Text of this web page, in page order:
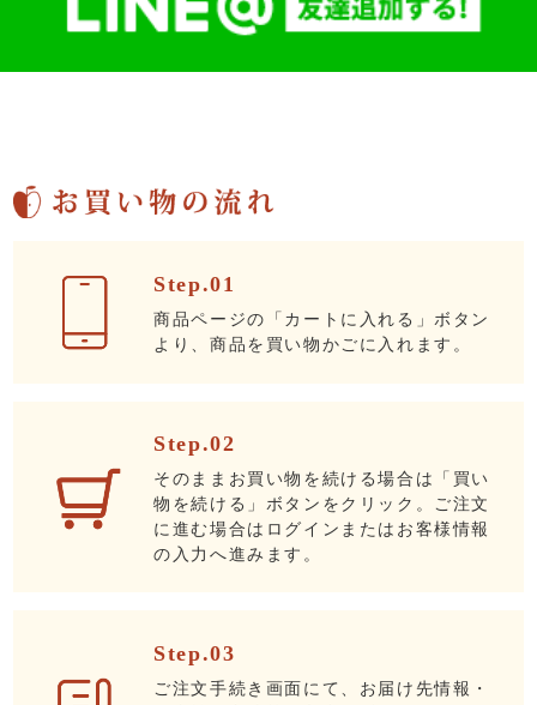
Step.01
商品ページの「カートに入れる」ボタン
より、商品を買い物かごに入れます。
Step.02
そのままお買い物を続ける場合は「買い
物を続ける」ボタンをクリック。ご注文
に進む場合はログインまたはお客様情報
の入力へ進みます。
Step.03
ご注文手続き画面にて、お届け先情報・